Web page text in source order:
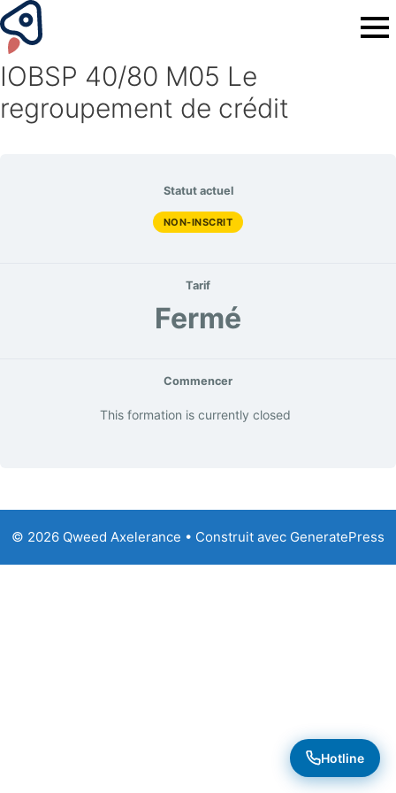
IOBSP 40/80 M05 Le
regroupement de crédit
Statut actuel
NON-INSCRIT
Tarif
Fermé
Commencer
This formation is currently closed
© 2026 Qweed Axelerance • Construit avec GeneratePress
Hotline